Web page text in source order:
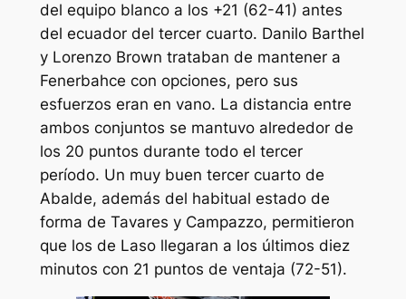
del equipo blanco a los +21 (62-41) antes
del ecuador del tercer cuarto. Danilo Barthel
y Lorenzo Brown trataban de mantener a
Fenerbahce con opciones, pero sus
esfuerzos eran en vano. La distancia entre
ambos conjuntos se mantuvo alrededor de
los 20 puntos durante todo el tercer
período. Un muy buen tercer cuarto de
Abalde, además del habitual estado de
forma de Tavares y Campazzo, permitieron
que los de Laso llegaran a los últimos diez
minutos con 21 puntos de ventaja (72-51).